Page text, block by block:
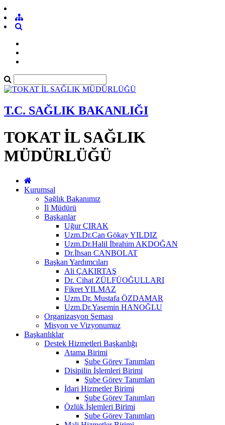
T.C. SAĞLIK BAKANLIĞI
TOKAT İL SAĞLIK
MÜDÜRLÜĞÜ
Kurumsal
Sağlık Bakanımız
İl Müdürü
Başkanlar
Uğur ÇIRAK
Uzm.Dr.Can Gökay YILDIZ
Uzm.Dr.Halil İbrahim AKDOĞAN
Dr.İhsan CANBOLAT
Başkan Yardımcıları
Ali ÇAKIRTAŞ
Dr. Cihat ZÜLFÜOĞULLARI
Fikret YILMAZ
Uzm.Dr. Mustafa ÖZDAMAR
Uzm.Dr.Yasemin HANOĞLU
Organizasyon Şeması
Misyon ve Vizyonumuz
Başkanlıklar
Destek Hizmetleri Başkanlığı
Atama Birimi
Şube Görev Tanımları
Disipilin İşlemleri Birimi
Şube Görev Tanımları
İdari Hizmetler Birimi
Şube Görev Tanımları
Özlük İşlemleri Birimi
Şube Görev Tanımları